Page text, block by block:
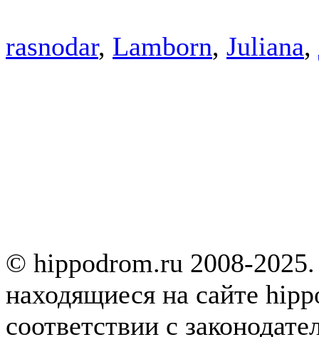
rasnodar, Lamborn, Juliana,
© hippodrom.ru 2008-
находящиеся на сайте
соответствии с